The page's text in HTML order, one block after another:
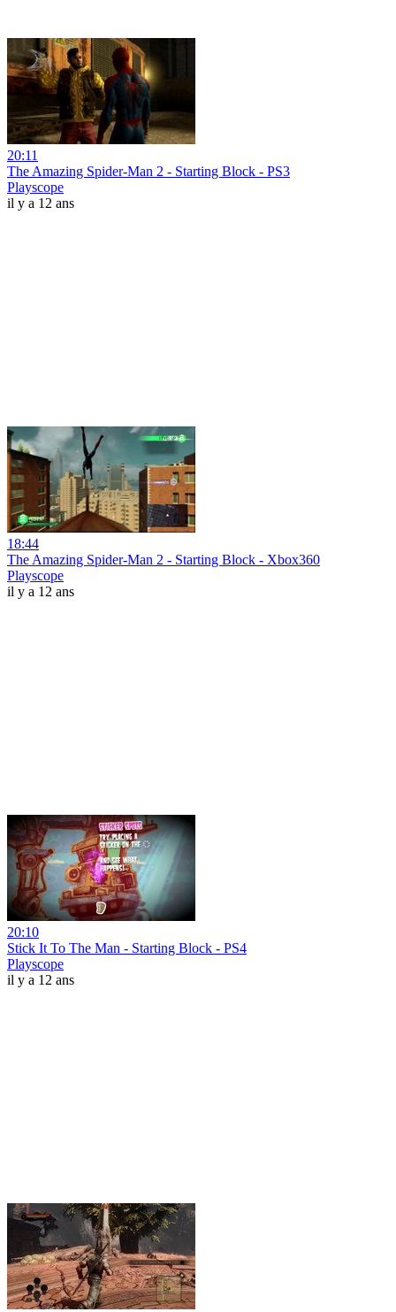
20:11
The Amazing Spider-Man 2 - Starting Block - PS3
Playscope
il y a 12 ans
18:44
The Amazing Spider-Man 2 - Starting Block - Xbox360
Playscope
il y a 12 ans
20:10
Stick It To The Man - Starting Block - PS4
Playscope
il y a 12 ans